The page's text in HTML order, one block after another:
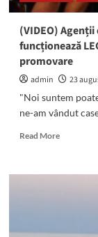
aplaudata
catre
familiile
(VIDEO)
funcționează
promovare
admin
23
"Noi suntem
ne-am vândut
Read MoreRead
(VIDEO)